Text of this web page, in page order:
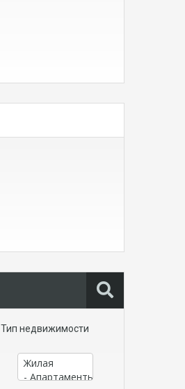
Тип недвижимости